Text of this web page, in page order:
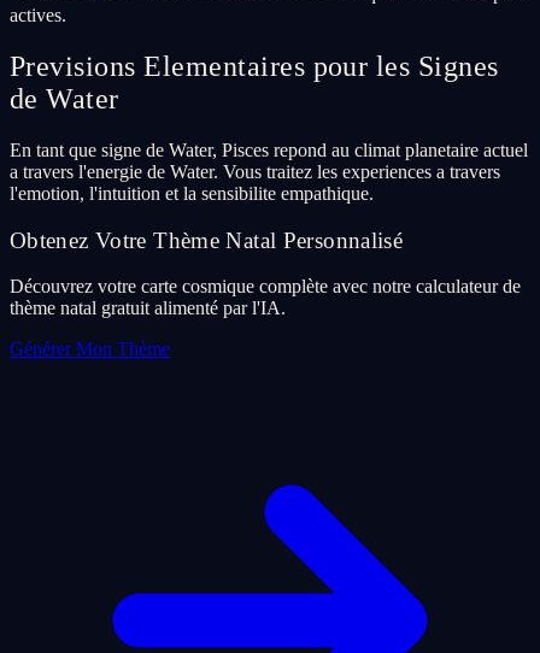
actives.
Previsions Elementaires pour les Signes
de Water
En tant que signe de Water, Pisces repond au climat planetaire actuel
a travers l'energie de Water. Vous traitez les experiences a travers
l'emotion, l'intuition et la sensibilite empathique.
Obtenez Votre Thème Natal Personnalisé
Découvrez votre carte cosmique complète avec notre calculateur de
thème natal gratuit alimenté par l'IA.
Générer Mon Thème